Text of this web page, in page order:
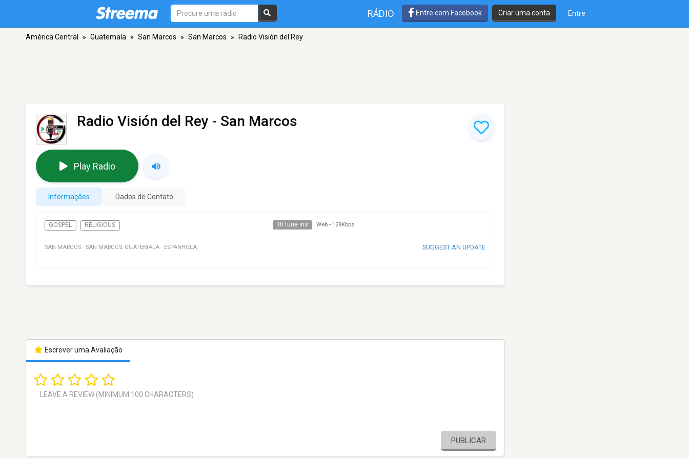
RÁDIO Entre com Facebook Criar uma conta Entre
América Central » Guatemala » San Marcos » San Marcos » Radio Visión del Rey
Radio Visión del Rey - San Marcos
Play Radio
Informações Dados de Contato
GOSPEL RELIGIOUS 30 tune ins Web - 128Kbps
SAN MARCOS · SAN MARCOS, GUATEMALA · ESPANHOLA SUGGEST AN UPDATE
Escrever uma Avaliação
PUBLICAR